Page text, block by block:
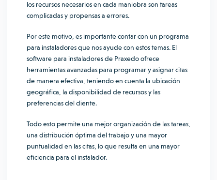
los recursos necesarios en cada maniobra son tareas
complicadas y propensas a errores.
Por este motivo, es importante contar con un programa
para instaladores que nos ayude con estos temas. El
software para instaladores de Praxedo ofrece
herramientas avanzadas para programar y asignar citas
de manera efectiva, teniendo en cuenta la ubicación
geográfica, la disponibilidad de recursos y las
preferencias del cliente.
Todo esto permite una mejor organización de las tareas,
una distribución óptima del trabajo y una mayor
puntualidad en las citas, lo que resulta en una mayor
eficiencia para el instalador.